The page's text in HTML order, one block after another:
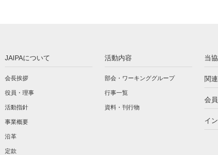
JAIPAについて
会長挨拶
役員・理事
活動指針
事業概要
沿革
定款
活動内容
部会・ワーキンググループ
行事一覧
資料・刊行物
当
関
会
イ